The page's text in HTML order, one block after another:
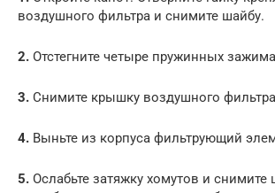
воздушного фильтра и снимите шайбу.
2. Отстегните четыре пружинных
3. Снимите крышку воздушного
4. Выньте из корпуса фильтрующий
5. Ослабьте затяжку хомутов и снимите